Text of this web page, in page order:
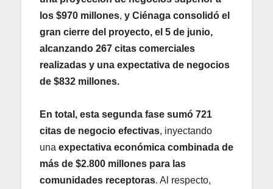
los $970 millones, y Ciénaga consolidó el
gran cierre del proyecto, el 5 de junio,
alcanzando 267 citas comerciales
realizadas y una expectativa de negocios
de $832 millones.
En total, esta segunda fase sumó 721
citas de negocio efectivas, inyectando
una expectativa económica combinada de
más de $2.800 millones para las
comunidades receptoras. Al respecto,